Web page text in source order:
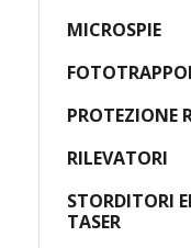
MICROSPIE
PROTEZIONE
RILEVATORI
STORDITORI
TASER